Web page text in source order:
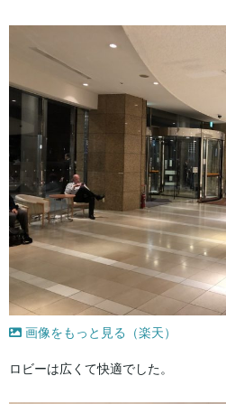
画像をもっと見る（楽天）
ロビーは広くて快適でした。